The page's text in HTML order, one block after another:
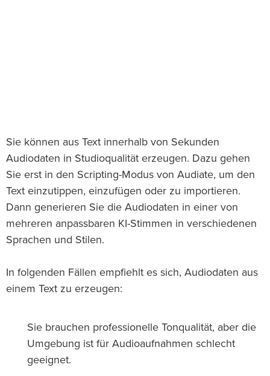
Sie können aus Text innerhalb von Sekunden
Audiodaten in Studioqualität erzeugen. Dazu gehen
Sie erst in den Scripting-Modus von Audiate, um den
Text einzutippen, einzufügen oder zu importieren.
Dann generieren Sie die Audiodaten in einer von
mehreren anpassbaren KI-Stimmen in verschiedenen
Sprachen und Stilen.
In folgenden Fällen empfiehlt es sich, Audiodaten aus
einem Text zu erzeugen:
Sie brauchen professionelle Tonqualität, aber die
Umgebung ist für Audioaufnahmen schlecht
geeignet.